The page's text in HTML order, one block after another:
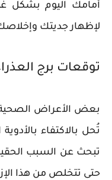
أمامك اليوم بشكل
لإظهار جديتك
توقعات برج
بعض الأعراض الصحية
تُحل بالاكتفاء
تبحث عن السبب
حتى تتخلص من هذا